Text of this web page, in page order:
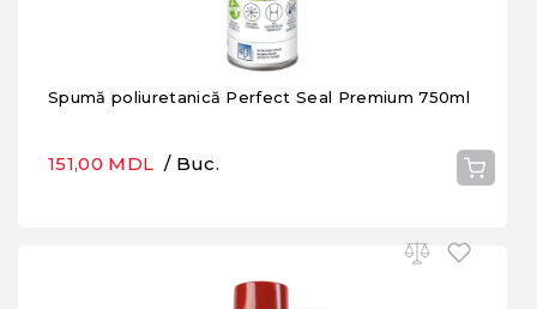
Spumă poliuretanică Perfect Seal Premium 750ml
151,00 MDL / Buc.